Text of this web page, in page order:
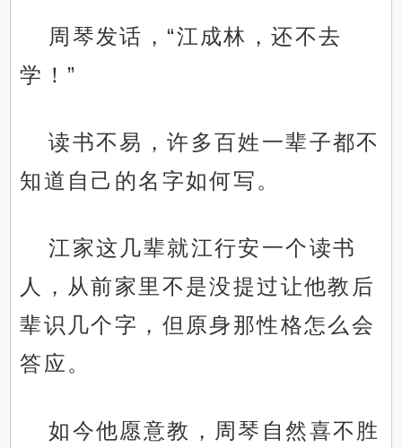
周琴发话，“江成林，还不去
学！”
读书不易，许多百姓一辈子都不
知道自己的名字如何写。
江家这几辈就江行安一个读书
人，从前家里不是没提过让他教后
辈识几个字，但原身那性格怎么会
答应。
如今他愿意教，周琴自然喜不胜